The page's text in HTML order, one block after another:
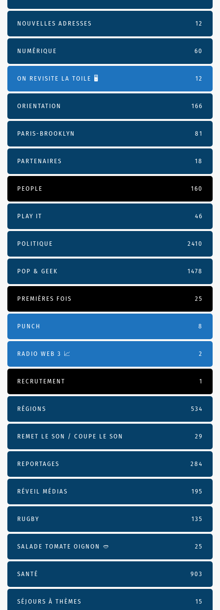
NOUVELLES ADRESSES 12
NUMÉRIQUE 60
ON REVISITE LA TOILE 🖥️ 12
ORIENTATION 166
PARIS-BROOKLYN 81
PARTENAIRES 18
PEOPLE 160
PLAY IT 46
POLITIQUE 2410
POP & GEEK 1478
PREMIÈRES FOIS 25
PUNCH 8
RADIO WEB 3 📈 2
RECRUTEMENT 1
RÉGIONS 534
REMET LE SON / COUPE LE SON 29
REPORTAGES 284
RÉVEIL MÉDIAS 195
RUGBY 135
SALADE TOMATE OIGNON 🥙 25
SANTÉ 903
SÉJOURS À THÈMES 15